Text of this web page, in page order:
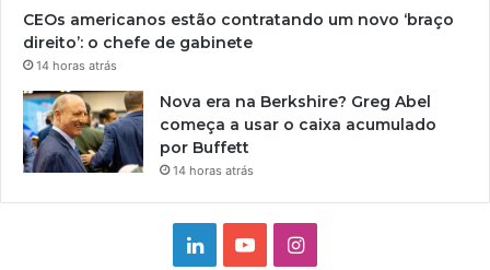
CEOs americanos estão contratando um novo ‘braço
direito’: o chefe de gabinete
14 horas atrás
Nova era na Berkshire? Greg Abel
começa a usar o caixa acumulado
por Buffett
14 horas atrás
LinkedinYouTubeInstagram